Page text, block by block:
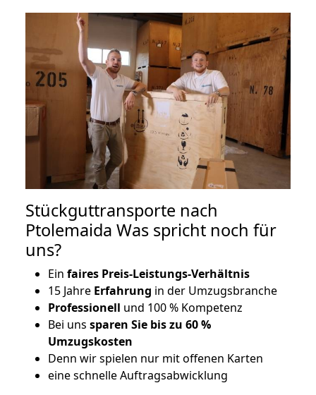
Stückguttransporte nach
Ptolemaida Was spricht noch für
uns?
Ein faires Preis-Leistungs-Verhältnis
15 Jahre Erfahrung in der Umzugsbranche
Professionell und 100 % Kompetenz
Bei uns sparen Sie bis zu 60 %
Umzugskosten
Denn wir spielen nur mit offenen Karten
eine schnelle Auftragsabwicklung